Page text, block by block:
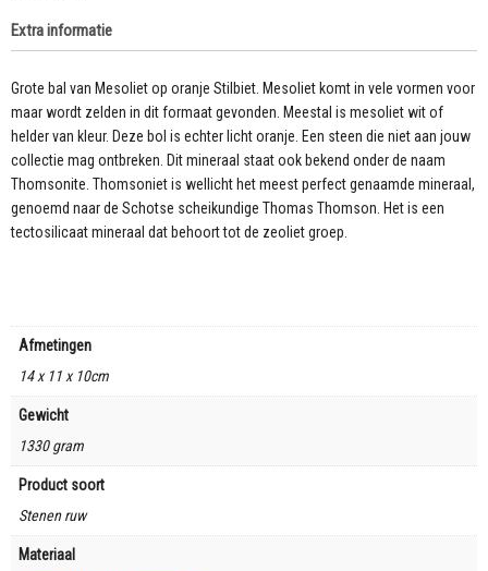
Extra informatie
Grote bal van Mesoliet op oranje Stilbiet. Mesoliet komt in vele vormen voor
maar wordt zelden in dit formaat gevonden. Meestal is mesoliet wit of
helder van kleur. Deze bol is echter licht oranje. Een steen die niet aan jouw
collectie mag ontbreken. Dit mineraal staat ook bekend onder de naam
Thomsonite. Thomsoniet is wellicht het meest perfect genaamde mineraal,
genoemd naar de Schotse scheikundige Thomas Thomson. Het is een
tectosilicaat mineraal dat behoort tot de zeoliet groep.
Afmetingen
14 x 11 x 10cm
Gewicht
1330 gram
Product soort
Stenen ruw
Materiaal